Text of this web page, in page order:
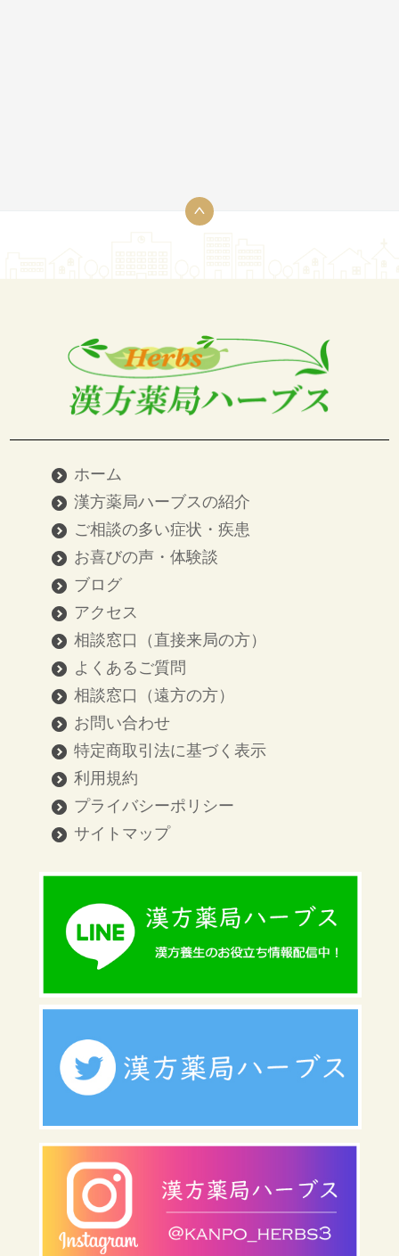
ホーム
漢方薬局ハーブスの紹介
ご相談の多い症状・疾患
お喜びの声・体験談
ブログ
アクセス
相談窓口（直接来局の方）
よくあるご質問
相談窓口（遠方の方）
お問い合わせ
特定商取引法に基づく表示
利用規約
プライバシーポリシー
サイトマップ